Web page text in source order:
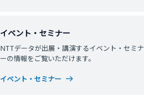
イベント・セミナー
NTTデータが出展・講演するイベント・セミナ
ーの情報をご覧いただけます。
イベント・セミナー